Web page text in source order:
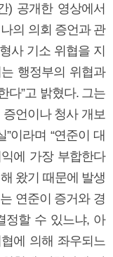
) 공개한 영상에서
의 의회 증언과 관
사 기소 위협을 지
행정부의 위협과
다”고 밝혔다. 그는
언이나 청사 개보
이라며 “연준이 대
에 가장 부합한다
왔기 때문에 발생
연준이 증거와 경
정할 수 있느냐, 아
에 의해 좌우되느